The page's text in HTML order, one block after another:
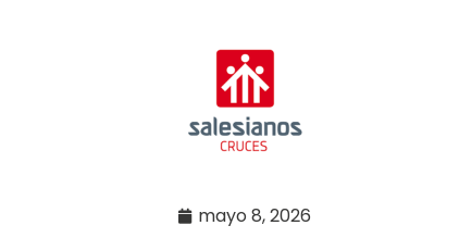
mayo 8, 2026